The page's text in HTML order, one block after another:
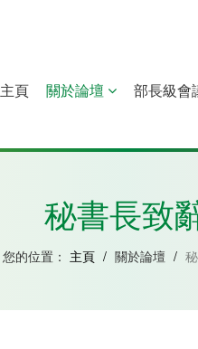
幾內亞比紹 赤道幾內
主頁 關於論壇 部長級會
秘書長致
您的位置： 主頁 / 關於論壇 /